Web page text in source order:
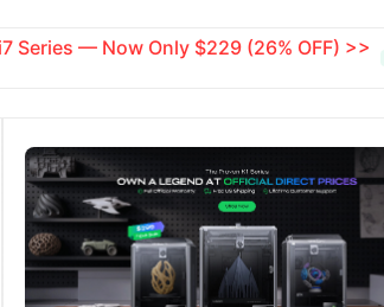
i7 Series — Now Only $229 (26% OFF) >>